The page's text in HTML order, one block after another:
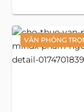
VĂN PHÒNG